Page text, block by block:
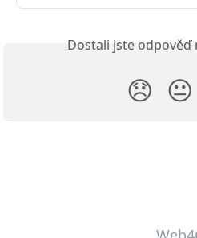
Dostali jste odpověď
😞 😐